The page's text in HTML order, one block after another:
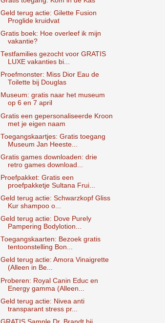
Geld terug actie: Gilette Fusion
Proglide kruidvat
Gratis boek: Hoe overleef ik mijn
vakantie?
Testfamilies gezocht voor GRATIS
LUXE vakanties bi...
Proefmonster: Miss Dior Eau de
Toilette bij Douglas
Museum: gratis naar het museum
op 6 en 7 april
Gratis een gepersonaliseerde Kroon
met je eigen naam
Toegangskaartjes: Gratis toegang
Museum Jan Heeste...
Gratis games downloaden: drie
retro games download...
Proefpakket: Gratis een
proefpakketje Sultana Frui...
Geld terug actie: Schwarzkopf Gliss
Kur shampoo o...
Geld terug actie: Dove Purely
Pampering Bodylotion...
Toegangskaarten: Bezoek gratis
tentoonstelling Bon...
Geld terug actie: Amora Vinaigrette
(Alleen in Be...
Proberen: Royal Canin Educ en
Energy gamma (Alleen...
Geld terug actie: Nivea anti
transparant stress pr...